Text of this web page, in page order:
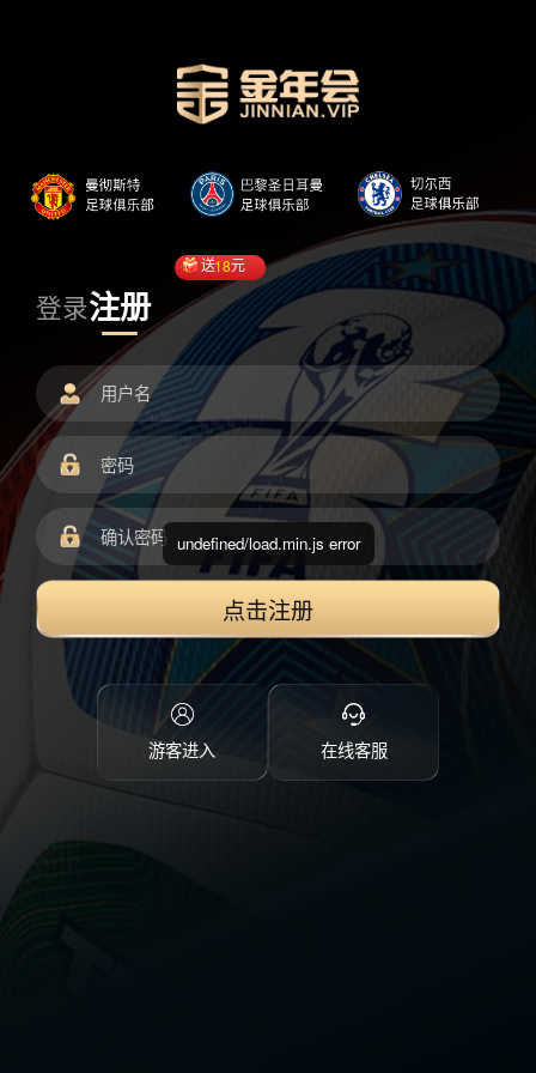
登录注册
送18元
点击注册
游客进入 在线客服
undefined/load.min.js error